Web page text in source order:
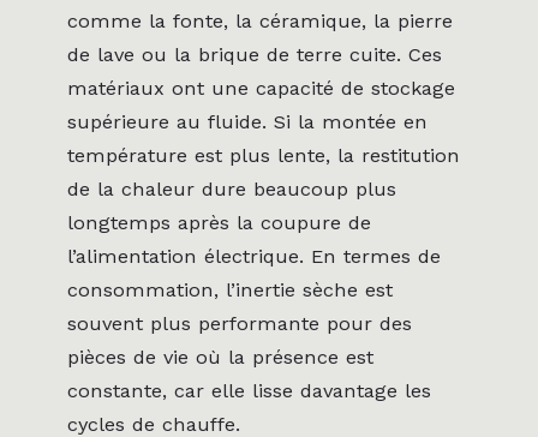
comme la fonte, la céramique, la pierre
de lave ou la brique de terre cuite. Ces
matériaux ont une capacité de stockage
supérieure au fluide. Si la montée en
température est plus lente, la restitution
de la chaleur dure beaucoup plus
longtemps après la coupure de
l’alimentation électrique. En termes de
consommation, l’inertie sèche est
souvent plus performante pour des
pièces de vie où la présence est
constante, car elle lisse davantage les
cycles de chauffe.